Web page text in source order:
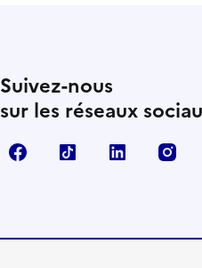
Suivez-nous
sur les réseaux
FacebookTikTok Linkedin